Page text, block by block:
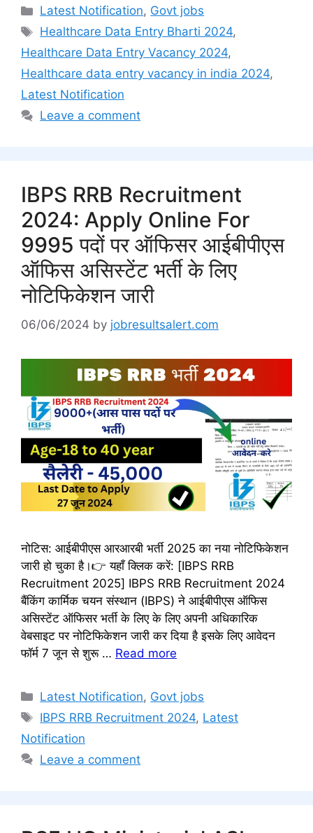
Categories
Latest Notification, Govt jobs
Tags
Healthcare Data Entry Bharti 2024,
Healthcare Data Entry Vacancy 2024,
Healthcare data entry vacancy in india 2024,
Latest Notification
Leave a comment
IBPS RRB Recruitment
2024: Apply Online For
9995 पदों पर ऑफिसर आईबीपीएस
ऑफिस असिस्टेंट भर्ती के लिए
नोटिफिकेशन जारी
06/06/2024 by jobresultsalert.com
नोटिस: आईबीपीएस आरआरबी भर्ती 2025 का नया नोटिफिकेशन
जारी हो चुका है।👉 यहाँ क्लिक करें: [IBPS RRB
Recruitment 2025] IBPS RRB Recruitment 2024
बैंकिंग कार्मिक चयन संस्थान (IBPS) ने आईबीपीएस ऑफिस
असिस्टेंट ऑफिसर भर्ती के लिए के लिए अपनी अधिकारिक
वेबसाइट पर नोटिफिकेशन जारी कर दिया है इसके लिए आवेदन
फॉर्म 7 जून से शुरू … Read more
Categories
Latest Notification, Govt jobs
Tags
IBPS RRB Recruitment 2024, Latest
Notification
Leave a comment